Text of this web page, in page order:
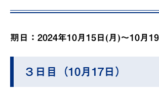
期日：2024年10月15日(月)～10月
３日目（10月17日）